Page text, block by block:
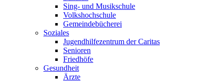
Sing- und Musikschule
Volkshochschule
Gemeindebücherei
Soziales
Jugendhilfezentrum der Caritas
Senioren
Friedhöfe
Gesundheit
Ärzte